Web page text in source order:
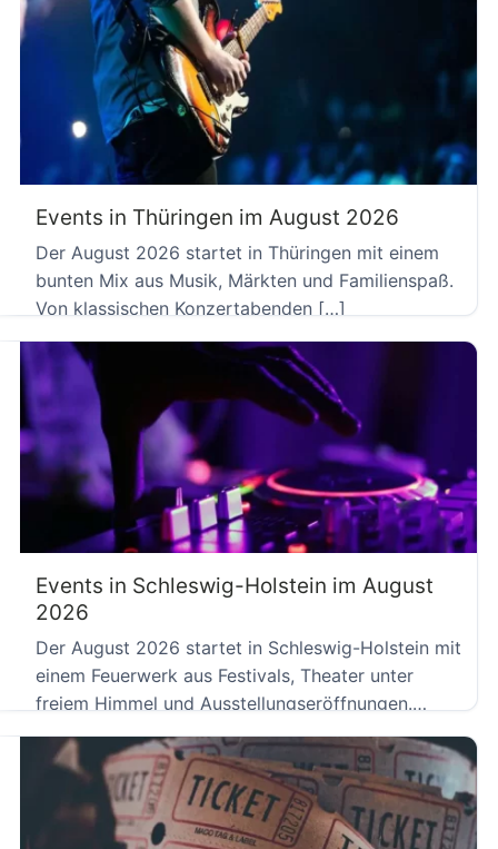
Events in Thüringen im August 2026
Der August 2026 startet in Thüringen mit einem
bunten Mix aus Musik, Märkten und Familienspaß.
Von klassischen Konzertabenden […]
Events in Schleswig-Holstein im August
2026
Der August 2026 startet in Schleswig-Holstein mit
einem Feuerwerk aus Festivals, Theater unter
freiem Himmel und Ausstellungseröffnungen.
Während […]